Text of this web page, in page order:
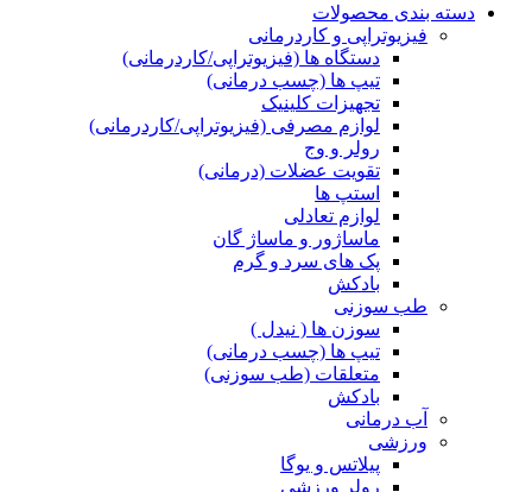
دسته بندی محصولات
فیزیوتراپی و کاردرمانی
دستگاه ها (فیزیوتراپی/کاردرمانی)
تیپ ها (چسب درمانی)
تجهیزات کلینیک
لوازم مصرفی (فیزیوتراپی/کاردرمانی)
رولر و وج
تقویت عضلات (درمانی)
استپ ها
لوازم تعادلی
ماساژور و ماساژ گان
پک های سرد و گرم
بادکش
طب سوزنی
سوزن ها ( نیدل )
تیپ ها (چسب درمانی)
متعلقات (طب سوزنی)
بادکش
آب درمانی
ورزشی
پیلاتس و یوگا
رولر ورزشی